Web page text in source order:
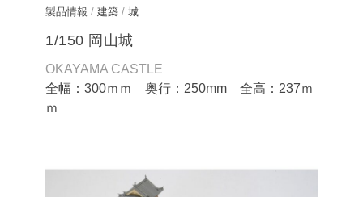
製品情報 / 建築 / 城
1/150 岡山城
OKAYAMA CASTLE
全幅：300ｍｍ 奥行：250mm 全高：237ｍ
ｍ